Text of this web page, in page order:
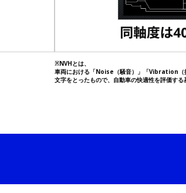
※NVHとは、
車両における「Noise（騒音）」「Vibration
文字をとったもので、自動車の快適性を評価する